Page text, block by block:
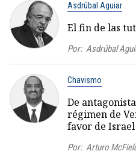
Asdrúbal Aguiar
El fin de las
Por: Asdrúbal
Chavismo
De
régimen de
favor de Israel
Por: Arturo